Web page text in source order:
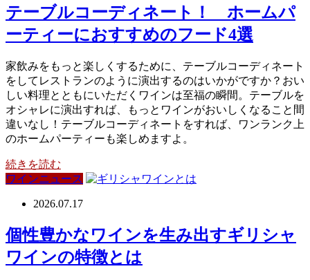
テーブルコーディネート！ ホームパ
ーティーにおすすめのフード4選
家飲みをもっと楽しくするために、テーブルコーディネート
をしてレストランのように演出するのはいかがですか？おい
しい料理とともにいただくワインは至福の瞬間。テーブルを
オシャレに演出すれば、もっとワインがおいしくなること間
違いなし！テーブルコーディネートをすれば、ワンランク上
のホームパーティーも楽しめますよ。
続きを読む
ワインニュース
2026.07.17
個性豊かなワインを生み出すギリシャ
ワインの特徴とは